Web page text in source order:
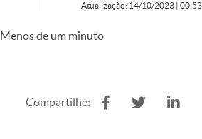
Atualização: 14/10/2023 | 00:53
Menos de um minuto
Compartilhe: